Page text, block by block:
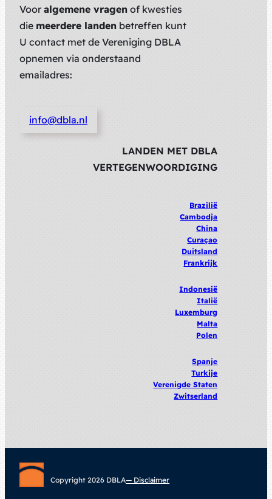
Voor algemene vragen of kwesties
die meerdere landen betreffen kunt
U contact met de Vereniging DBLA
opnemen via onderstaand
emailadres:
info@dbla.nl
LANDEN MET DBLA
VERTEGENWOORDIGING
Brazilië
Cambodja
China
Curaçao
Duitsland
Frankrijk
Indonesië
Italië
Luxemburg
Malta
Polen
Spanje
Turkije
Verenigde Staten
Zwitserland
Copyright 2026 DBLA— Disclaimer